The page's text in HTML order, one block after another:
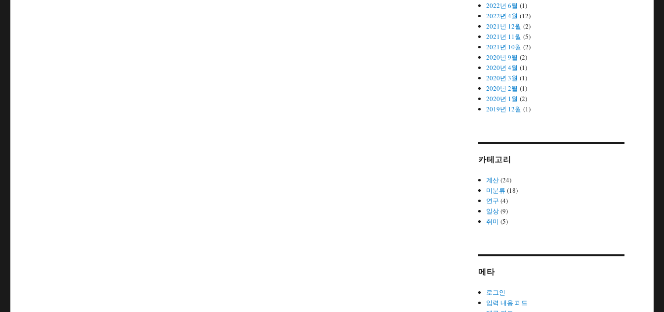
2022년 6월 (1)
2022년 4월 (12)
2021년 12월 (2)
2021년 11월 (5)
2021년 10월 (2)
2020년 9월 (2)
2020년 4월 (1)
2020년 3월 (1)
2020년 2월 (1)
2020년 1월 (2)
2019년 12월 (1)
카테고리
계산(24)
미분류 (18)
연구 (4)
일상(9)
취미 (5)
메타
로그인
입력 내용 피드